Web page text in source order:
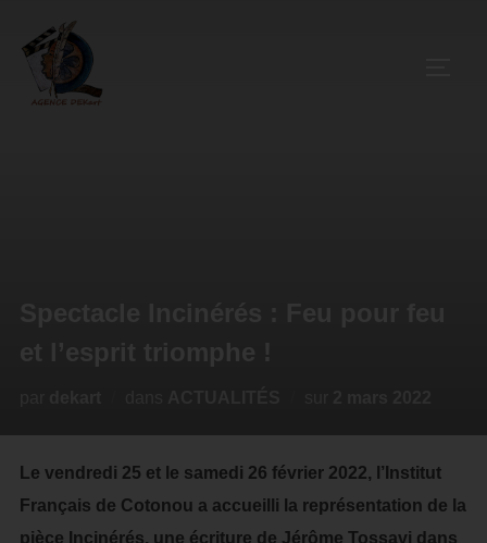
Le vendredi 25 et le samedi 26 février 2022, l’Institut
Français de Cotonou a accueilli la représentation de la
pièce Incinérés, une écriture de Jérôme Tossavi dans